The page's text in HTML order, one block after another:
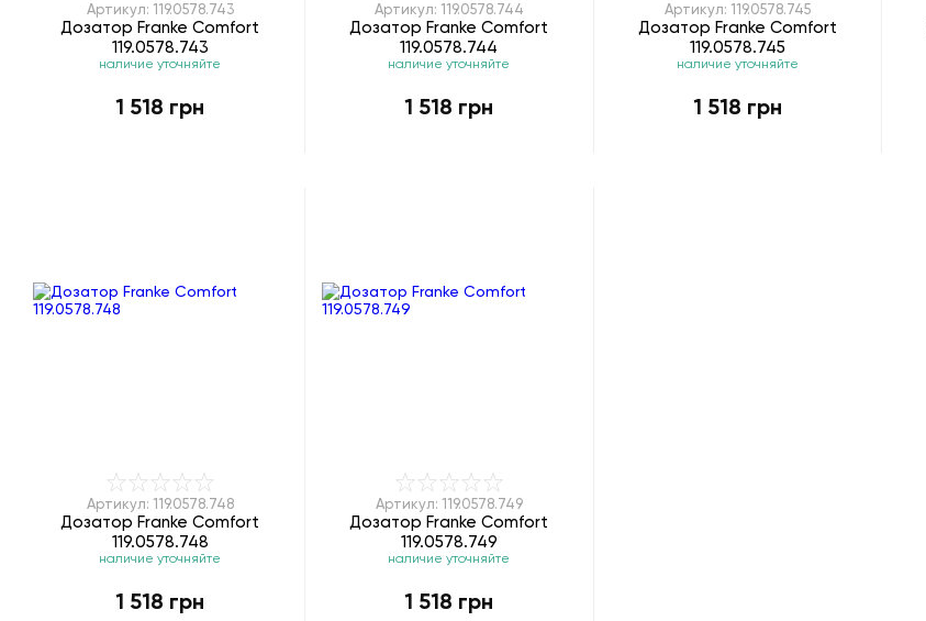
Артикул: 119.0578.743
Дозатор Franke Comfort
119.0578.743
наличие уточняйте
1 518 грн
Артикул: 119.0578.744
Дозатор Franke Comfort
119.0578.744
наличие уточняйте
1 518 грн
Артикул: 119.0578.745
Дозатор Franke Comfort
119.0578.745
наличие уточняйте
1 518 грн
Артикул: 119.0578.748
Дозатор Franke Comfort
119.0578.748
наличие уточняйте
1 518 грн
Артикул: 119.0578.749
Дозатор Franke Comfort
119.0578.749
наличие уточняйте
1 518 грн